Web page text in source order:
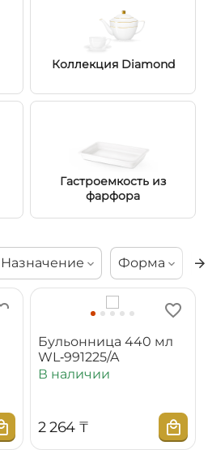
Коллекция Diamond
Гастроемкость из
фарфора
Назначение Форма
Бульонница 440 мл
WL‑991225/A
В наличии
2 264 ₸